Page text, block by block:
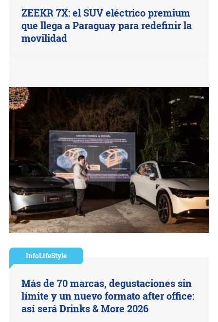
ZEEKR 7X: el SUV eléctrico premium
que llega a Paraguay para redefinir la
movilidad
InfoLifeStyle
Más de 70 marcas, degustaciones sin
límite y un nuevo formato after office:
así será Drinks & More 2026